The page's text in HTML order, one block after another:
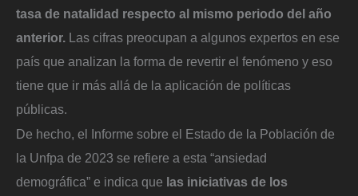
tasa de natalidad respecto al mismo periodo del año
anterior. Las cifras preocupan a algunos expertos en ese
país que analizan la forma de revertir el fenómeno y eso
tiene que ir más allá de la aplicación de políticas
públicas.
De hecho, el Informe sobre el Estado de la Población de
la Unfpa de 2023 se refiere a esta “ansiedad
demográfica” e indica que las iniciativas de los